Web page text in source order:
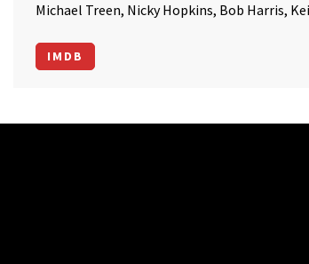
Michael Treen, Nicky Hopkins, Bob Harris,
IMDB